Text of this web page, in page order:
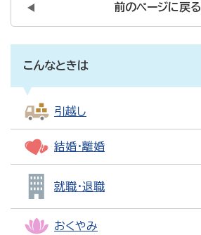
前のページに戻る
こんなときは
引越し
結婚・離婚
就職・退職
おくやみ